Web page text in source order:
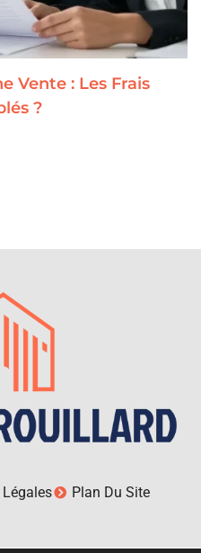
Vente : Les Frais
?
Plan Du Site